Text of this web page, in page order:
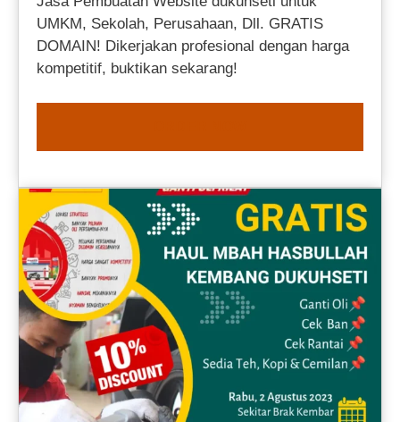
UMKM, Sekolah, Perusahaan, Dll. GRATIS
DOMAIN! Dikerjakan profesional dengan harga
kompetitif, buktikan sekarang!